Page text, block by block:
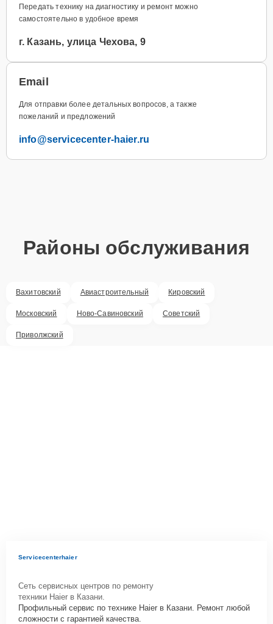
Передать технику на диагностику и ремонт можно
самостоятельно в удобное время
г. Казань, улица Чехова, 9
Email
Для отправки более детальных вопросов, а также
пожеланий и предложений
info@servicecenter-haier.ru
Районы обслуживания
Вахитовский Авиастроительный Кировский
Московский Ново-Савиновский Советский
Приволжский
Servicecenterhaier
Сеть сервисных центров по ремонту
техники Haier в Казани.
Профильный сервис по технике Haier в Казани. Ремонт любой
сложности с гарантией качества.